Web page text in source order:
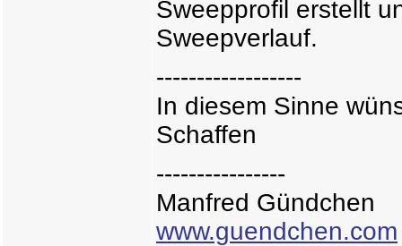
Sweepprofil erstellt
Sweepverlauf.
------------------
In diesem Sinne
Schaffen
----------------
Manfred Gündchen
www.guendchen.com